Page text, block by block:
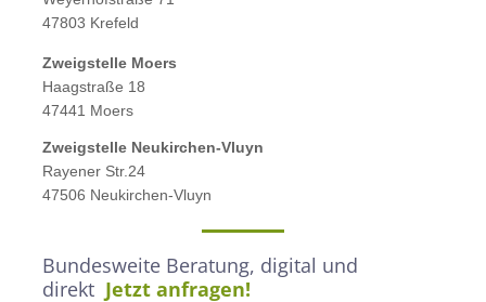
47803 Krefeld
Zweigstelle Moers
Haagstraße 18
47441 Moers
Zweigstelle Neukirchen-Vluyn
Rayener Str.24
47506 Neukirchen-Vluyn
Bundesweite Beratung, digital und
direkt Jetzt anfragen!